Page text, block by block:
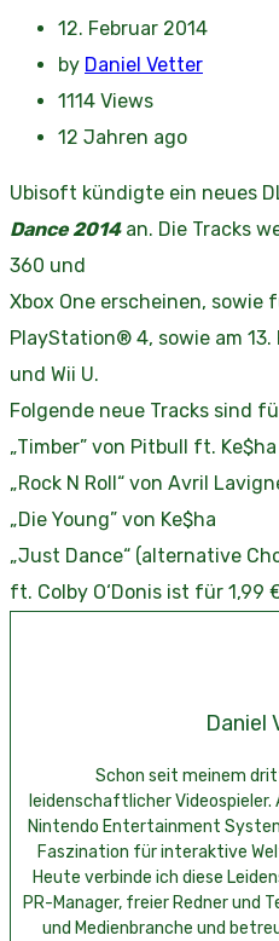
12. Februar 2014
by Daniel Vetter
1114 Views
12 Jahren ago
Ubisoft kündigte ein neues
Dance 2014an. Die Tracks
360 und
Xbox One erscheinen, sowie
PlayStation® 4, sowie am
und Wii U.
Folgende neue Tracks sind
„Timber” von Pitbull ft. Ke$ha
„Rock N Roll“ von Avril
„Die Young” von Ke$ha
„Just Dance“ (alternative
ft. Colby O‘Donis ist für 1,99
Daniel
Schon seit meinem
leidenschaftlicher
Nintendo Entertainment
Faszination für interaktive
Heute verbinde ich diese
PR-Manager, freier Redner und
und Medienbranche und